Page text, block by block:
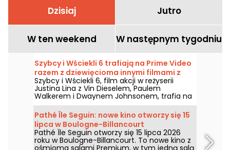
Dzisiaj Jutro
W ten weekend W następnym tygodniu
Szybcy i Wściekli 6 trafiają na Prime Video
razem z dziewięcioma innymi filmami z
serii
Szybcy i Wściekli 6, film akcji w reżyserii
Justina Lina z Vin Dieselem, Paulem
Walkerem i Dwaynem Johnsonem, trafia na
Prime Video 1 sierpnia 2026 roku wraz z
kilkoma odsłonami serii.
Pathé Île Seguin: nowe kino otworzy się 15
lipca w Boulogne-Billancourt
Pathé Île Seguin otworzy się 15 lipca 2026
roku w Boulogne-Billancourt. To nowe kino z
ośmioma salami Premium, w tym jedną salą